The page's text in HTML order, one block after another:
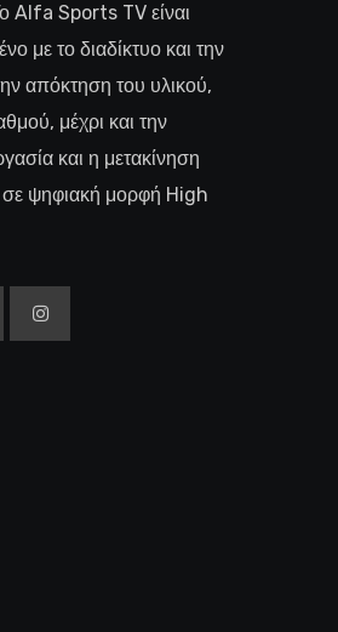
Alfa Sports TV είναι
με το διαδίκτυο και την
απόκτηση του υλικού,
μέχρι και την
και η μετακίνηση
σε ψηφιακή μορφή High